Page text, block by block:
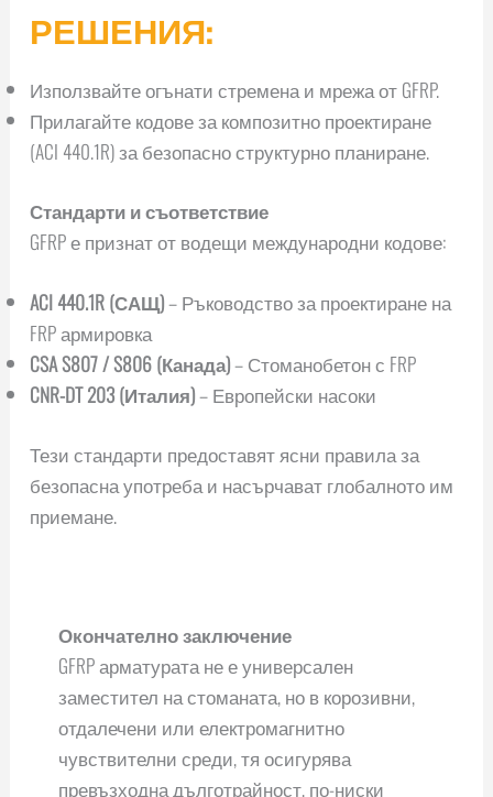
РЕШЕНИЯ:
Използвайте огънати стремена и мрежа от GFRP.
Прилагайте кодове за композитно проектиране
(ACI 440.1R) за безопасно структурно планиране.
Стандарти и съответствие
GFRP е признат от водещи международни кодове:
ACI 440.1R (САЩ)– Ръководство за проектиране на
FRP армировка
CSA S807 / S806 (Канада)– Стоманобетон с FRP
CNR-DT 203 (Италия)– Европейски насоки
Тези стандарти предоставят ясни правила за
безопасна употреба и насърчават глобалното им
приемане.
Окончателно заключение
GFRP арматурата не е универсален
заместител на стоманата, но в корозивни,
отдалечени или електромагнитно
чувствителни среди, тя осигурява
превъзходна дълготрайност, по-ниски